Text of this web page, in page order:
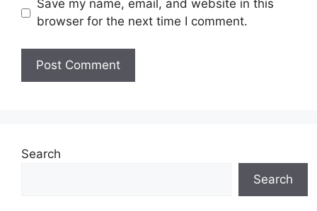
Save my name, email, and website in this
browser for the next time I comment.
Search
Search